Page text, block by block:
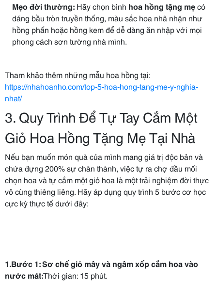
Mẹo đời thường: Hãy chọn bình hoa hồng tặng mẹcó
dáng bầu tròn truyền thống, màu sắc hoa nhã nhặn như
hồng phấn hoặc hồng kem để dễ dàng ăn nhập với mọi
phong cách sơn tường nhà mình.
Tham khảo thêm những mẫu hoa hồng tại:
https://nhahoanho.com/top-5-hoa-hong-tang-me-y-nghia-
nhat/
3. Quy Trình Để Tự Tay Cắm Một
Giỏ Hoa Hồng Tặng Mẹ Tại Nhà
Nếu bạn muốn món quà của mình mang giá trị độc bản và
chứa đựng 200% sự chân thành, việc tự ra chợ đầu mối
chọn hoa và tự cắm một giỏ hoa là một trải nghiệm đời thực
vô cùng thiêng liêng. Hãy áp dụng quy trình 5 bước cơ học
cực kỳ thực tế dưới đây:
1.Bước 1: Sơ chế giỏ mây và ngâm xốp cắm hoa vào
nước mát:Thời gian: 15 phút.